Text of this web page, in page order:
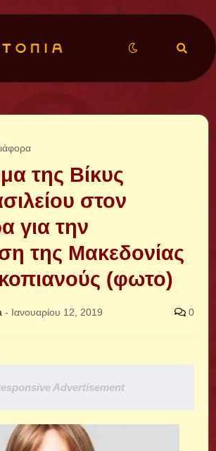
της Βίκυς
στον
για την
της Μακεδονίας
(φωτο)
- Ιανουαρίου 12, 2019 0
Advertisement